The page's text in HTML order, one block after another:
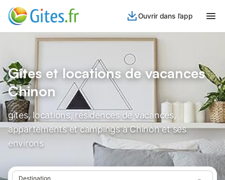
Ouvrir dans l’app
Gîtes et locations de vacances
Chinon
gîtes, locations, résidences de vacances,
appartements et campings à Chinon et ses
environs
Destination